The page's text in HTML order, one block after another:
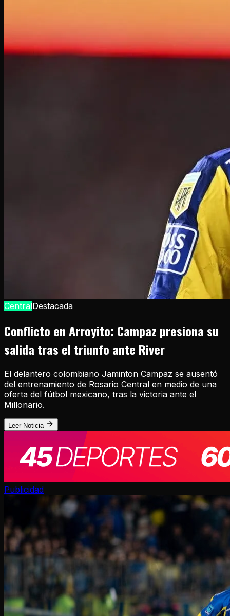
CentralDestacada
Conflicto en Arroyito: Campaz presiona su
salida tras el triunfo ante River
El delantero colombiano Jaminton Campaz se ausentó
del entrenamiento de Rosario Central en medio de una
oferta del fútbol mexicano, tras la victoria ante el
Millonario.
Leer Noticia
Publicidad